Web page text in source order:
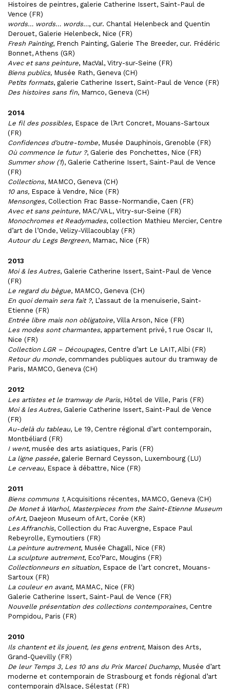
Histoires de peintres, galerie Catherine Issert, Saint-Paul de
Vence (FR)
words… words… words…, cur. Chantal Helenbeck and Quentin
Derouet, Galerie Helenbeck, Nice (FR)
Fresh Painting, French Painting, Galerie The Breeder, cur. Frédéric
Bonnet, Athens (GR)
Avec et sans peinture, MacVal, Vitry-sur-Seine (FR)
Biens publics, Musée Rath, Geneva (CH)
Petits formats, galerie Catherine Issert, Saint-Paul de Vence (FR)
Des histoires sans fin, Mamco, Geneva (CH)
2014
Le fil des possibles, Espace de l’Art Concret, Mouans-Sartoux
(FR)
Confidences d’outre-tombe, Musée Dauphinois, Grenoble (FR)
Où commence le futur ?, Galerie des Ponchettes, Nice (FR)
Summer show (1), Galerie Catherine Issert, Saint-Paul de Vence
(FR)
Collections, MAMCO, Geneva (CH)
10 ans, Espace à Vendre, Nice (FR)
Mensonges, Collection Frac Basse-Normandie, Caen (FR)
Avec et sans peinture, MAC/VAL, Vitry-sur-Seine (FR)
Monochromes et Readymades, collection Mathieu Mercier, Centre
d’art de l’Onde, Velizy-Villacoublay (FR)
Autour du Legs Bergreen, Mamac, Nice (FR)
2013
Moi & les Autres, Galerie Catherine Issert, Saint-Paul de Vence
(FR)
Le regard du bègue, MAMCO, Geneva (CH)
En quoi demain sera fait ?, L’assaut de la menuiserie, Saint-
Etienne (FR)
Entrée libre mais non obligatoire, Villa Arson, Nice (FR)
Les modes sont charmantes, appartement privé, 1 rue Oscar II,
Nice (FR)
Collection LGR – Découpages, Centre d’art Le LAIT, Albi (FR)
Retour du monde, commandes publiques autour du tramway de
Paris, MAMCO, Geneva (CH)
2012
Les artistes et le tramway de Paris, Hôtel de Ville, Paris (FR)
Moi & les Autres, Galerie Catherine Issert, Saint-Paul de Vence
(FR)
Au-delà du tableau, Le 19, Centre régional d’art contemporain,
Montbéliard (FR)
I went, musée des arts asiatiques, Paris (FR)
La ligne passée, galerie Bernard Ceysson, Luxembourg (LU)
Le cerveau, Espace à débattre, Nice (FR)
2011
Biens communs 1, Acquisitions récentes, MAMCO, Geneva (CH)
De Monet à Warhol, Masterpieces from the Saint-Etienne Museum
of Art, Daejeon Museum of Art, Corée (KR)
Les Affranchis, Collection du Frac Auvergne, Espace Paul
Rebeyrolle, Eymoutiers (FR)
La peinture autrement, Musée Chagall, Nice (FR)
La sculpture autrement, Eco’Parc, Mougins (FR)
Collectionneurs en situation, Espace de l’art concret, Mouans-
Sartoux (FR)
La couleur en avant, MAMAC, Nice (FR)
Galerie Catherine Issert, Saint-Paul de Vence (FR)
Nouvelle présentation des collections contemporaines, Centre
Pompidou, Paris (FR)
2010
Ils chantent et ils jouent, les gens entrent, Maison des Arts,
Grand-Quevilly (FR)
De leur Temps 3, Les 10 ans du Prix Marcel Duchamp, Musée d’art
moderne et contemporain de Strasbourg et fonds régional d’art
contemporain d’Alsace, Sélestat (FR)